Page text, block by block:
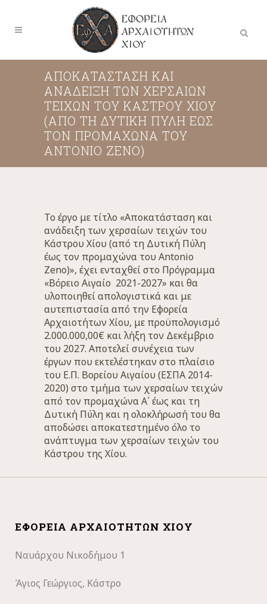
ΑΠΟΚΑΤΑΣΤΑΣΗ ΚΑΙ
ΑΝΑΔΕΙΞΗ ΤΩΝ ΧΕΡΣΑΙΩΝ
ΤΕΙΧΩΝ ΤΟΥ ΚΑΣΤΡΟΥ ΧΙΟΥ
(ΑΠΟ ΤΗ ΔΥΤΙΚΗ ΠΥΛΗ ΕΩΣ
ΤΟΝ ΠΡΟΜΑΧΩΝΑ ΤΟΥ
ANTONIO ZENO)
Το έργο με τίτλο «Αποκατάσταση και
ανάδειξη των χερσαίων τειχών του
Κάστρου Χίου (από τη Δυτική Πύλη
έως τον προμαχώνα του Antonio
Zeno)», έχει ενταχθεί στο Πρόγραμμα
«Βόρειο Αιγαίο 2021-2027» και θα
υλοποιηθεί απολογιστικά και με
αυτεπιστασία από την Εφορεία
Αρχαιοτήτων Χίου, με προϋπολογισμό
2.000.000,00€ και λήξη τον Δεκέμβριο
του 2027. Αποτελεί συνέχεια των
έργων που εκτελέστηκαν στο πλαίσιο
του Ε.Π. Βορείου Αιγαίου (ΕΣΠΑ 2014-
2020) στο τμήμα των χερσαίων τειχών
από τον προμαχώνα Α΄ έως και τη
Δυτική Πύλη και η ολοκλήρωσή του θα
αποδώσει αποκατεστημένο όλο το
ανάπτυγμα των χερσαίων τειχών του
Κάστρου της Χίου.
ΕΦΟΡΕΊΑ ΑΡΧΑΙΟΤΉΤΩΝ ΧΊΟΥ
Ναυάρχου Νικοδήμου 1
Άγιος Γεώργιος, Κάστρο